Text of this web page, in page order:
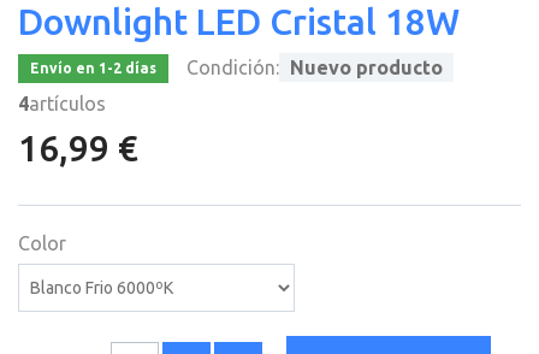
Downlight LED Cristal 18W
Envío en 1-2 días Condición: Nuevo producto
4artículos
16,99 €
Color